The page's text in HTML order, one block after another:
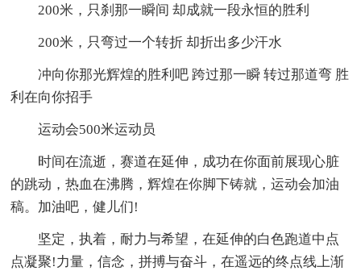
200米，只刹那一瞬间 却成就一段永恒的胜利
200米，只弯过一个转折 却折出多少汗水
冲向你那光辉煌的胜利吧 跨过那一瞬 转过那道弯 胜
利在向你招手
运动会500米运动员
时间在流逝，赛道在延伸，成功在你面前展现心脏
的跳动，热血在沸腾，辉煌在你脚下铸就，运动会加油
稿。加油吧，健儿们!
坚定，执着，耐力与希望，在延伸的白色跑道中点
点凝聚!力量，信念，拼搏与奋斗，在遥远的终点线上渐